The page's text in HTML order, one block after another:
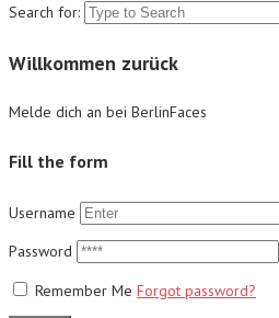
Search for:
Willkommen zurück
Melde dich an bei BerlinFaces
Fill the form
Username
Password
Remember Me Forgot password?